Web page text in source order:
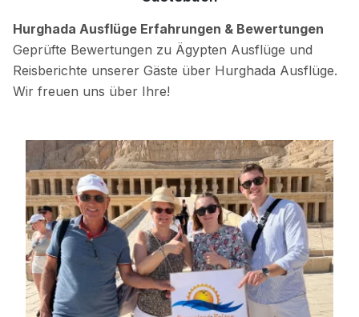
Hurghada Ausflüge Erfahrungen & Bewertungen
Geprüfte Bewertungen zu Ägypten Ausflüge und
Reisberichte unserer Gäste über Hurghada Ausflüge.
Wir freuen uns über Ihre!